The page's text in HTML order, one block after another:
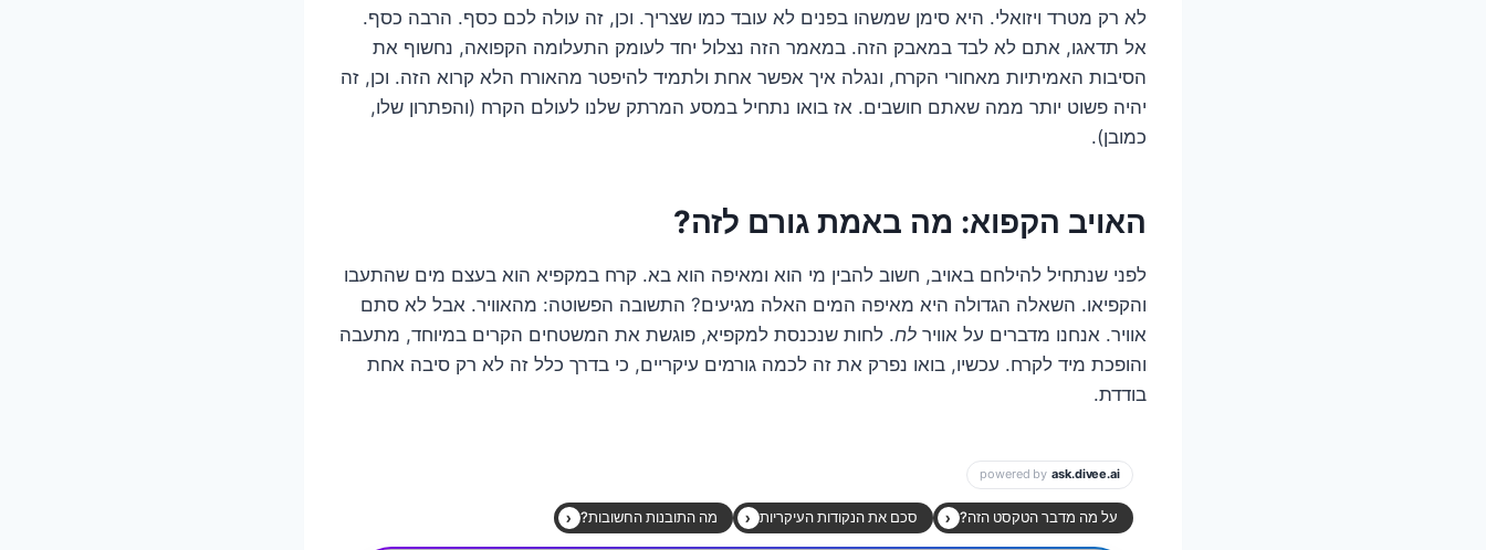
לא רק מטרד ויזואלי. היא סימן שמשהו בפנים לא עובד כמו שצריך. וכן, זה עולה לכם כסף. הרבה כסף.
אל תדאגו, אתם לא לבד במאבק הזה. במאמר הזה נצלול יחד לעומק התעלומה הקפואה, נחשוף את
הסיבות האמיתיות מאחורי הקרח, ונגלה איך אפשר אחת ולתמיד להיפטר מהאורח הלא קרוא הזה. וכן, זה
יהיה פשוט יותר ממה שאתם חושבים. אז בואו נתחיל במסע המרתק שלנו לעולם הקרח (והפתרון שלו,
כמובן).
האויב הקפוא: מה באמת גורם לזה?
לפני שנתחיל להילחם באויב, חשוב להבין מי הוא ומאיפה הוא בא. קרח במקפיא הוא בעצם מים שהתעבו
והקפיאו. השאלה הגדולה היא מאיפה המים האלה מגיעים? התשובה הפשוטה: מהאוויר. אבל לא סתם
אוויר. אנחנו מדברים על אוויר לח. לחות שנכנסת למקפיא, פוגשת את המשטחים הקרים במיוחד, מתעבה
והופכת מיד לקרח. עכשיו, בואו נפרק את זה לכמה גורמים עיקריים, כי בדרך כלל זה לא רק סיבה אחת
בודדת.